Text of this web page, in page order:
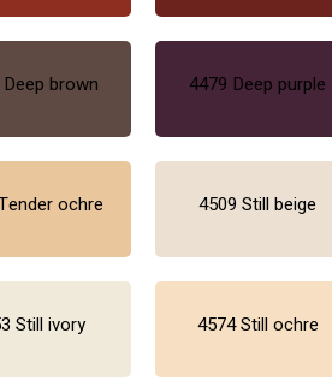
brown 4479 Deep purple
ochre 4509 Still beige
Still ivory 4574 Still ochre